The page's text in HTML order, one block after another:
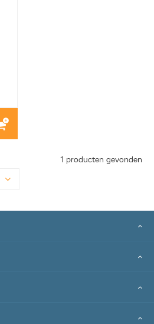
1 producten gevonden